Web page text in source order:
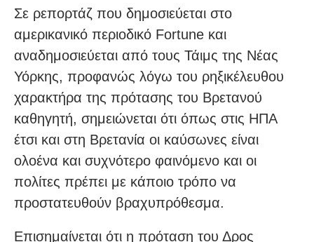
Σε ρεπορτάζ που δημοσιεύεται στο
αμερικανικό περιοδικό Fortune και
αναδημοσιεύεται από τους Τάιμς της Νέας
Υόρκης, προφανώς λόγω του ρηξικέλευθου
χαρακτήρα της πρότασης του Βρετανού
καθηγητή, σημειώνεται ότι όπως στις ΗΠΑ
έτσι και στη Βρετανία οι καύσωνες είναι
ολοένα και συχνότερο φαινόμενο και οι
πολίτες πρέπει με κάποιο τρόπο να
προστατευθούν βραχυπρόθεσμα.
Επισημαίνεται ότι η πρόταση του Δρος